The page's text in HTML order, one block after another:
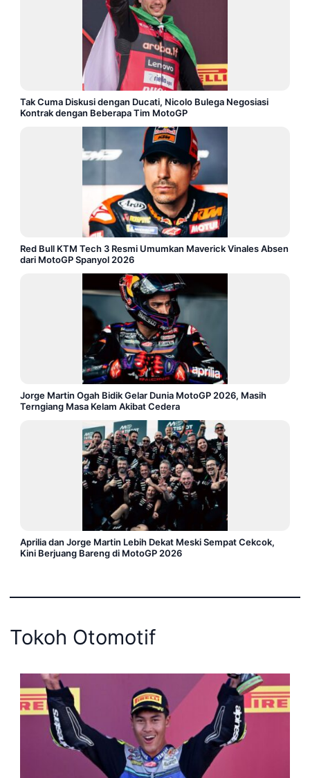
Tak Cuma Diskusi dengan Ducati, Nicolo Bulega Negosiasi
Kontrak dengan Beberapa Tim MotoGP
Red Bull KTM Tech 3 Resmi Umumkan Maverick Vinales Absen
dari MotoGP Spanyol 2026
Jorge Martin Ogah Bidik Gelar Dunia MotoGP 2026, Masih
Terngiang Masa Kelam Akibat Cedera
Aprilia dan Jorge Martin Lebih Dekat Meski Sempat Cekcok,
Kini Berjuang Bareng di MotoGP 2026
Tokoh Otomotif